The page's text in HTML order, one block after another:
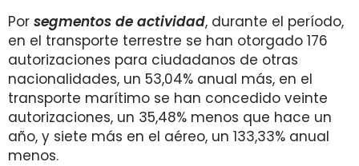
Por segmentos de actividad, durante el período,
en el transporte terrestre se han otorgado 176
autorizaciones para ciudadanos de otras
nacionalidades, un 53,04% anual más, en el
transporte marítimo se han concedido veinte
autorizaciones, un 35,48% menos que hace un
año, y siete más en el aéreo, un 133,33% anual
menos.